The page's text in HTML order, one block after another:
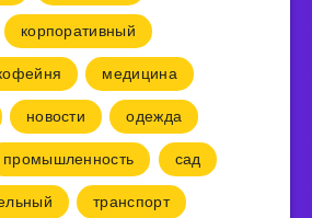
корпоративный
медицина
новости
одежда
промышленность
сад
транспорт